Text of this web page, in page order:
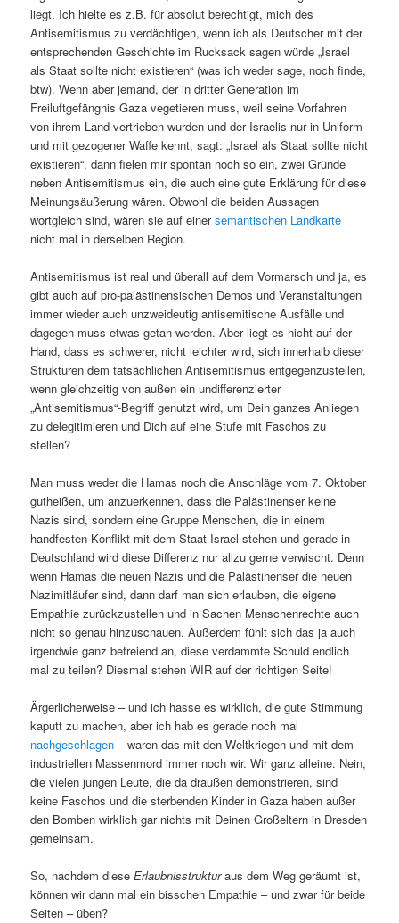
liegt. Ich hielte es z.B. für absolut berechtigt, mich des
Antisemitismus zu verdächtigen, wenn ich als Deutscher mit der
entsprechenden Geschichte im Rucksack sagen würde „Israel
als Staat sollte nicht existieren“ (was ich weder sage, noch finde,
btw). Wenn aber jemand, der in dritter Generation im
Freiluftgefängnis Gaza vegetieren muss, weil seine Vorfahren
von ihrem Land vertrieben wurden und der Israelis nur in Uniform
und mit gezogener Waffe kennt, sagt: „Israel als Staat sollte nicht
existieren“, dann fielen mir spontan noch so ein, zwei Gründe
neben Antisemitismus ein, die auch eine gute Erklärung für diese
Meinungsäußerung wären. Obwohl die beiden Aussagen
wortgleich sind, wären sie auf einersemantischen Landkarte
nicht mal in derselben Region.
Antisemitismus ist real und überall auf dem Vormarsch und ja, es
gibt auch auf pro-palästinensischen Demos und Veranstaltungen
immer wieder auch unzweideutig antisemitische Ausfälle und
dagegen muss etwas getan werden. Aber liegt es nicht auf der
Hand, dass es schwerer, nicht leichter wird, sich innerhalb dieser
Strukturen dem tatsächlichen Antisemitismus entgegenzustellen,
wenn gleichzeitig von außen ein undifferenzierter
„Antisemitismus“-Begriff genutzt wird, um Dein ganzes Anliegen
zu delegitimieren und Dich auf eine Stufe mit Faschos zu
stellen?
Man muss weder die Hamas noch die Anschläge vom 7. Oktober
gutheißen, um anzuerkennen, dass die Palästinenser keine
Nazis sind, sondern eine Gruppe Menschen, die in einem
handfesten Konflikt mit dem Staat Israel stehen und gerade in
Deutschland wird diese Differenz nur allzu gerne verwischt. Denn
wenn Hamas die neuen Nazis und die Palästinenser die neuen
Nazimitläufer sind, dann darf man sich erlauben, die eigene
Empathie zurückzustellen und in Sachen Menschenrechte auch
nicht so genau hinzuschauen. Außerdem fühlt sich das ja auch
irgendwie ganz befreiend an, diese verdammte Schuld endlich
mal zu teilen? Diesmal stehen WIR auf der richtigen Seite!
Ärgerlicherweise – und ich hasse es wirklich, die gute Stimmung
kaputt zu machen, aber ich hab es gerade noch mal
nachgeschlagen – waren das mit den Weltkriegen und mit dem
industriellen Massenmord immer noch wir. Wir ganz alleine. Nein,
die vielen jungen Leute, die da draußen demonstrieren, sind
keine Faschos und die sterbenden Kinder in Gaza haben außer
den Bomben wirklich gar nichts mit Deinen Großeltern in Dresden
gemeinsam.
So, nachdem dieseErlaubnisstrukturaus dem Weg geräumt ist,
können wir dann mal ein bisschen Empathie – und zwar für beide
Seiten – üben?